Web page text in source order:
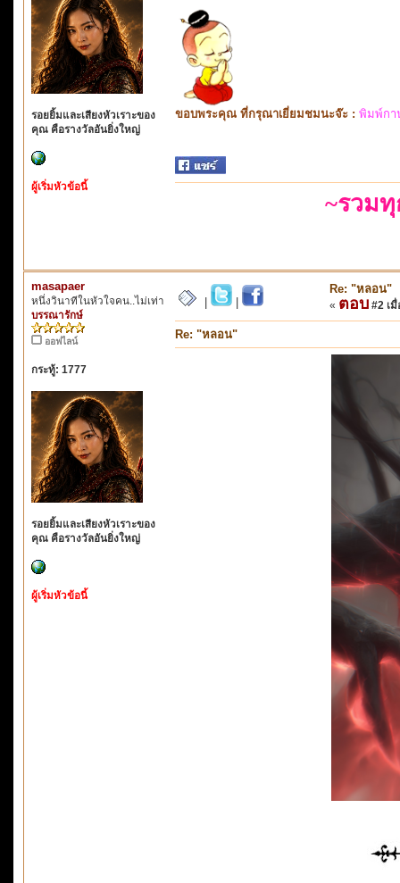
รอยยิ้มและเสียงหัวเราะของ
คุณ คือรางวัลอันยิ่งใหญ่
ผู้เริ่มหัวข้อนี้
ขอบพระคุณ ที่กรุณาเยี่ยมชมนะจ๊ะ : พิมพ์กา
~รวม
masapaer
หนึ่งวินาทีในหัวใจคน..ไม่เท่า
บรรณารักษ์
ออฟไลน์
กระทู้: 1777
รอยยิ้มและเสียงหัวเราะของ
คุณ คือรางวัลอันยิ่งใหญ่
ผู้เริ่มหัวข้อนี้
Re: "หลอน"
« ตอบ #2 เมื่
Re: "หลอน"